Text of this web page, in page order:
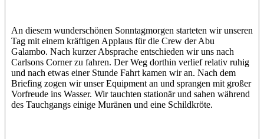
An diesem wunderschönen Sonntagmorgen starteten wir unseren
Tag mit einem kräftigen Applaus für die Crew der Abu
Galambo. Nach kurzer Absprache entschieden wir uns nach
Carlsons Corner zu fahren. Der Weg dorthin verlief relativ ruhig
und nach etwas einer Stunde Fahrt kamen wir an. Nach dem
Briefing zogen wir unser Equipment an und sprangen mit großer
Vorfreude ins Wasser. Wir tauchten stationär und sahen während
des Tauchgangs einige Muränen und eine Schildkröte.